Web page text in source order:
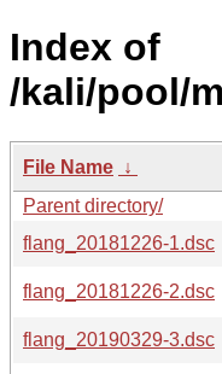
Index of
/kali/pool/
File Name ↓
Parent directory/
flang_20181226-1.dsc
flang_20181226-2.dsc
flang_20190329-3.dsc